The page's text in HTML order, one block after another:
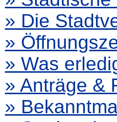
» Die
»
» Was
» Anträge &
»